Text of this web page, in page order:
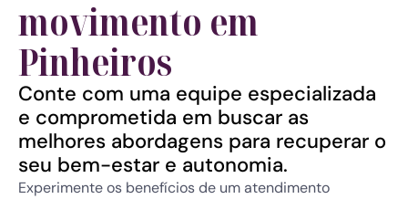
movimento em
Pinheiros
Conte com uma equipe especializada
e comprometida em buscar as
melhores abordagens para recuperar o
seu bem-estar e autonomia.
Experimente os benefícios de um atendimento